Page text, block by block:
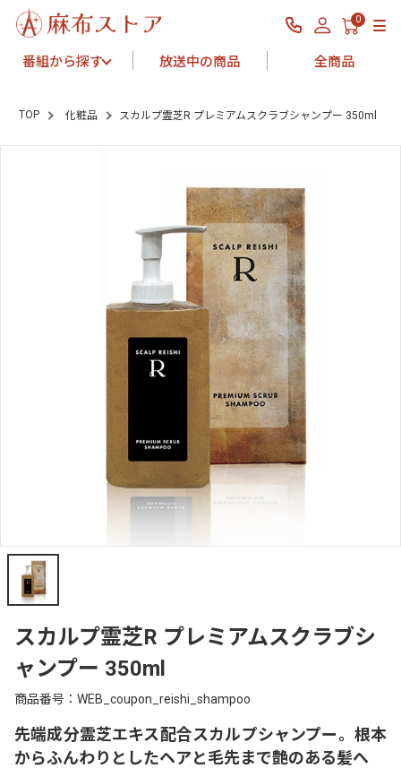
0
番組から探す 放送中の商品 全商品
TOP 化粧品 スカルプ霊芝R プレミアムスクラブシャンプー 350ml
スカルプ霊芝R プレミアムスクラブシ
ャンプー 350ml
商品番号：WEB_coupon_reishi_shampoo
先端成分霊芝エキス配合スカルプシャンプー。根本
からふんわりとしたヘアと毛先まで艶のある髪へ